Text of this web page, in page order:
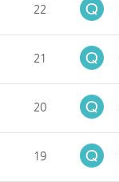
22
21
20
19